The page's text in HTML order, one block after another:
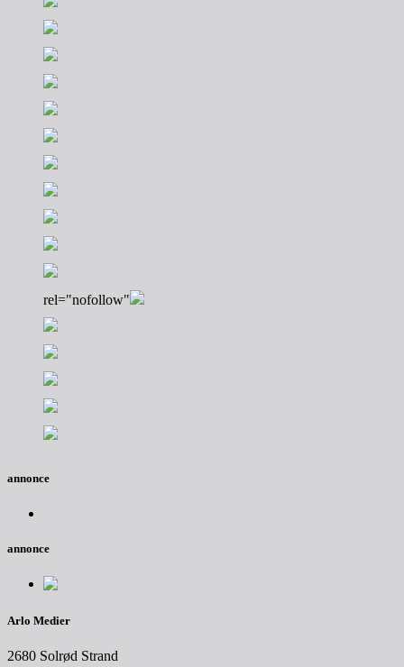
rel="nofollow"
annonce
annonce
Arlo Medier
2680 Solrød Strand